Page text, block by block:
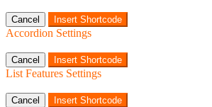
Cancel Insert Shortcode
Accordion Settings
Cancel Insert Shortcode
List Features Settings
Cancel Insert Shortcode